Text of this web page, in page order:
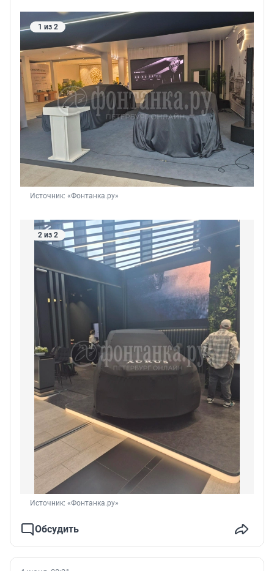
1 из 2
Источник: «Фонтанка.ру»
2 из 2
Источник: «Фонтанка.ру»
Обсудить